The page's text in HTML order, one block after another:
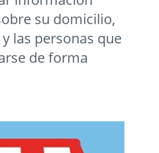
su domicilio,
las personas que
de forma